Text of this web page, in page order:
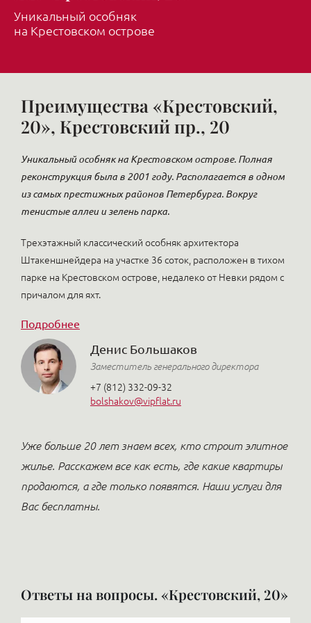
Уникальный особняк
на Крестовском острове
Преимущества «Крестовский,
20», Крестовский пр., 20
Уникальный особняк на Крестовском острове. Полная
реконструкция была в 2001 году. Располагается в одном
из самых престижных районов Петербурга. Вокруг
тенистые аллеи и зелень парка.
Трехэтажный классический особняк архитектора
Штакеншнейдера на участке 36 соток, расположен в тихом
парке на Крестовском острове, недалеко от Невки рядом с
причалом для яхт.
Подробнее
Денис Большаков
Заместитель генерального директора
+7 (812) 332-09-32
bolshakov@vipflat.ru
Уже больше 20 лет знаем всех, кто строит элитное
жилье. Расскажем все как есть, где какие квартиры
продаются, а где только появятся. Наши услуги для
Вас бесплатны.
Ответы на вопросы. «Крестовский, 20»